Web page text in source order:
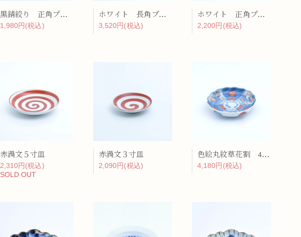
黒錆絞り 正角プレート（小）
1,980円(税込)
ホワイト 長角プレート
3,520円(税込)
ホワイト 正角プレート（中）
2,200円(税込)
赤渦文５寸皿
2,310円(税込)
SOLD OUT
赤渦文３寸皿
2,090円(税込)
色絵丸紋草花割 4寸皿
4,180円(税込)